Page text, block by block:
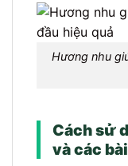
Hương nhu
Cách sử
và các